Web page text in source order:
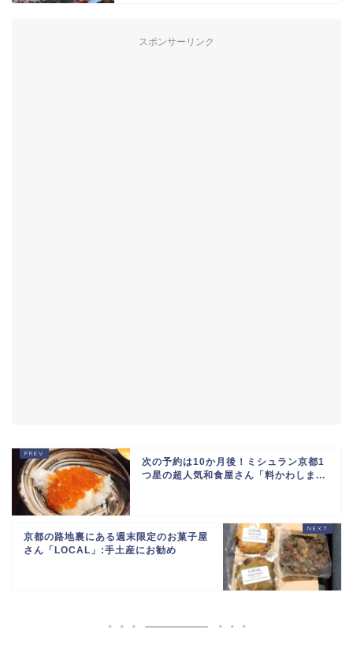
スポンサーリンク
次の予約は10か月後！ミシュラン京都1
つ星の超人気和食屋さん「料かわしま...
京都の路地裏にある週末限定のお菓子屋
さん「LOCAL」:手土産にお勧め